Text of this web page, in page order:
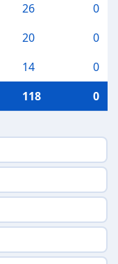
26
0
20
0
14
0
118 0